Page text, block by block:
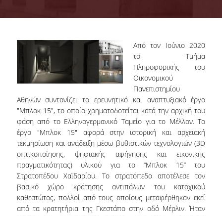
SPECIAL TECHNICAL AND LABORATORY STAFF
PHD CANDIDATES
UNDERGRADUATE STUDIES
GENERAL INFORMATION
COURSE GUIDE
CURRICULUM
ERASMUS+
POSTGRADUATE STUDIES
Από τον Ιούνιο 2020
το Τμήμα
Πληροφορικής του
Οικονομικού
Πανεπιστημίου
Αθηνών συντονίζει το ερευνητικό και αναπτυξιακό έργο
"Μπλοκ 15", το οποίο χρηματοδοτείται κατά την αρχική του
φάση από το Ελληνογερμανικό Ταμείο για το Μέλλον. Το
έργο "Μπλοκ 15" αφορά στην ιστορική και αρχειακή
τεκμηρίωση και ανάδειξη μέσω βυθιστικών τεχνολογιών (3D
οπτικοποίησης, ψηφιακής αφήγησης και εικονικής
πραγματικότητας) υλικού για το “Μπλοκ 15” του
Στρατοπέδου Χαϊδαρίου. Το στρατόπεδο αποτέλεσε τον
βασικό χώρο κράτησης αντιπάλων του κατοχικού
καθεστώτος, πολλοί από τους οποίους μεταφέρθηκαν εκεί
από τα κρατητήρια της Γκεστάπο στην οδό Μέρλιν. Ήταν